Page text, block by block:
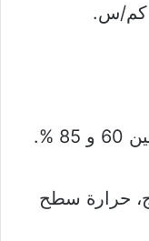
%.
حرارة سطح